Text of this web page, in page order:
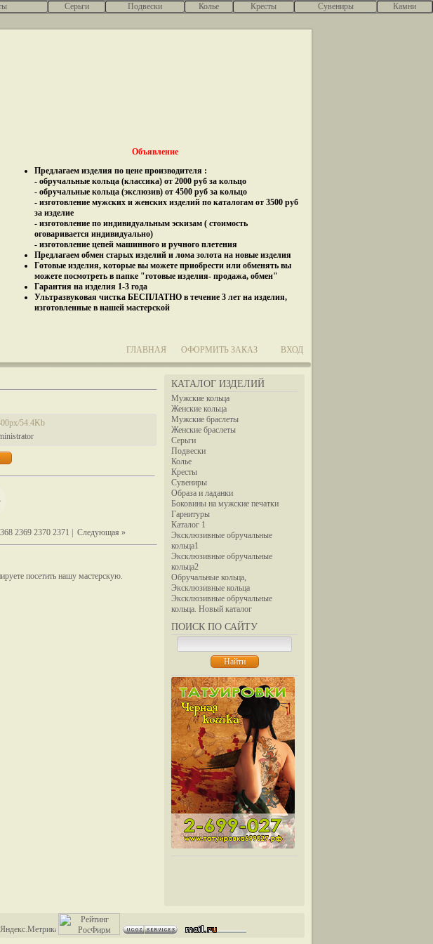
Серьги Подвески Колье Кресты Сувениры Камни
Объявление
Предлагаем изделия по цене производителя :
- обручальные кольца (классика) от 2000 руб за кольцо
- обручальные кольца (экслюзив) от 4500 руб за кольцо
- изготовление мужских и женских изделий по каталогам от 3500 руб
за изделие
- изготовление по индивидуальным эскизам ( стоимость
оговаривается индивидуально)
- изготовление цепей машинного и ручного плетения
Предлагаем обмен старых изделий и лома золота на новые изделия
Готовые изделия, которые вы можете приобрести или обменять вы
можете посмотреть в папке "готовые изделия- продажа, обмен"
Гарантия на изделия 1-3 года
Ультразвуковая чистка БЕСПЛАТНО в течение 3 лет на изделия,
изготовленные в нашей мастерской
ГЛАВНАЯ ОФОРМИТЬ ЗАКАЗ ВХОД
КАТАЛОГ ИЗДЕЛИЙ
Мужские кольца
Женские кольца
Мужские браслеты
Женские браслеты
Серьги
Подвески
Колье
Кресты
Сувениры
Образа и ладанки
Боковины на мужские печатки
Гарнитуры
Каталог 1
Эксклюзивные обручальные
кольца1
Эксклюзивные обручальные
кольца2
Обручальные кольца,
Эксклюзивные кольца
Эксклюзивные обручальные
кольца. Новый каталог
ПОИСК ПО САЙТУ
54.4Kb
2369 2370 2371 Следующая »
посетить нашу мастерскую.